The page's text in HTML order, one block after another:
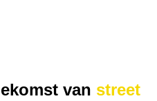
van street